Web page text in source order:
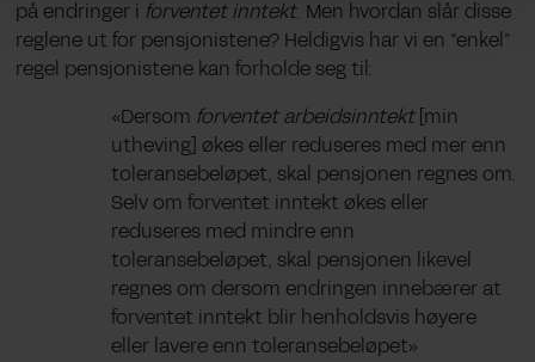
på endringer i forventet inntekt. Men hvordan slår disse
reglene ut for pensjonistene? Heldigvis har vi en “enkel”
regel pensjonistene kan forholde seg til:
«Dersom forventet arbeidsinntekt[min
utheving] økes eller reduseres med mer enn
toleransebeløpet, skal pensjonen regnes om.
Selv om forventet inntekt økes eller
reduseres med mindre enn
toleransebeløpet, skal pensjonen likevel
regnes om dersom endringen innebærer at
forventet inntekt blir henholdsvis høyere
eller lavere enn toleransebeløpet»